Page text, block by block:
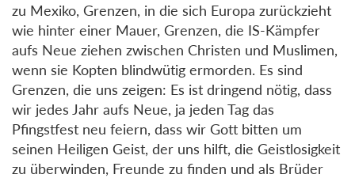
zu Mexiko, Grenzen, in die sich Europa zurückzieht
wie hinter einer Mauer, Grenzen, die IS-Kämpfer
aufs Neue ziehen zwischen Christen und Muslimen,
wenn sie Kopten blindwütig ermorden. Es sind
Grenzen, die uns zeigen: Es ist dringend nötig, dass
wir jedes Jahr aufs Neue, ja jeden Tag das
Pfingstfest neu feiern, dass wir Gott bitten um
seinen Heiligen Geist, der uns hilft, die Geistlosigkeit
zu überwinden, Freunde zu finden und als Brüder